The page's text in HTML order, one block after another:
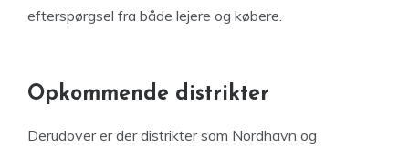
efterspørgsel fra både lejere og købere.
Opkommende distrikter
Derudover er der distrikter som Nordhavn og